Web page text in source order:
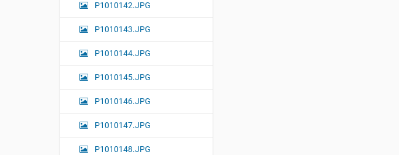
P1010142.JPG
P1010143.JPG
P1010144.JPG
P1010145.JPG
P1010146.JPG
P1010147.JPG
P1010148.JPG